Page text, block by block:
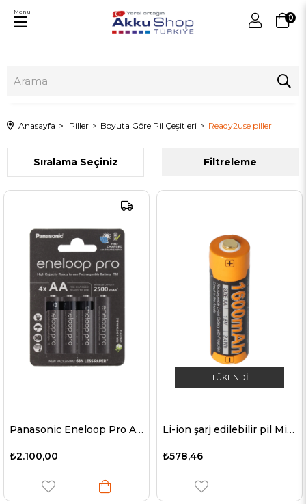
0
Menu
Anasayfa Piller Boyuta Göre Pil Çeşitleri Ready2use piller
Filtreleme
Sıralama
Panasonic Eneloop Pro AA 2500mAh Şarjlı Pil BK-3HCDE 4'lü Paket
₺2.100,00
TÜKENDI
Li-ion şarj edilebilir pil Mignon AA LR6 1600 mAh ile 1.5 V çoklu USB şarj fonksiyonu ile korunan, AccuSafe 1 parça
₺578,46